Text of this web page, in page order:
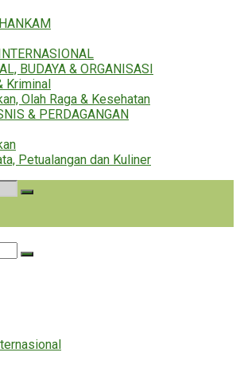
BUDAYA & ORGANISASI
Kriminal
Olah Raga & Kesehatan
& PERDAGANGAN
Petualangan dan Kuliner